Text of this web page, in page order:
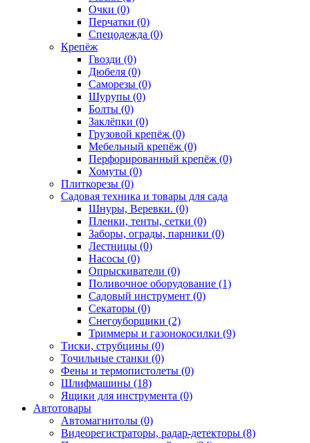
Очки (0)
Перчатки (0)
Спецодежда (0)
Крепёж
Гвозди (0)
Дюбеля (0)
Саморезы (0)
Шурупы (0)
Болты (0)
Заклёпки (0)
Грузовой крепёж (0)
Мебельный крепёж (0)
Перфорированный крепёж (0)
Хомуты (0)
Плиткорезы (0)
Садовая техника и товары для сада
Шнуры, Веревки. (0)
Пленки, тенты, сетки (0)
Заборы, ограды, парники (0)
Лестницы (0)
Насосы (0)
Опрыскиватели (0)
Поливочное оборудование (1)
Садовый инструмент (0)
Секаторы (0)
Снегоуборщики (2)
Триммеры и газонокосилки (9)
Тиски, струбцины (0)
Точильные станки (0)
Фены и термопистолеты (0)
Шлифмашины (18)
Ящики для инструмента (0)
Автотовары
Автомагнитолы (0)
Видеорегистраторы, радар-детекторы (8)